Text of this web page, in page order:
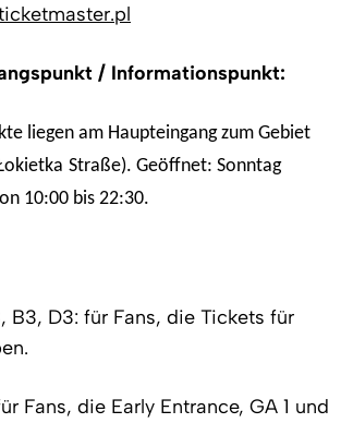
/ Informationspunkt:
liegen am Haupteingang zum Gebiet
Straße). Geöffnet: Sonntag
10:00 bis 22:30.
B3, D3: für Fans, die Tickets für
Fans, die Early Entrance, GA 1 und